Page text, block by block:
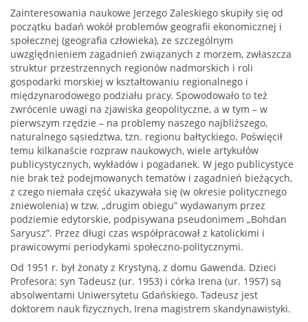
Zainteresowania naukowe Jerzego Zaleskiego skupiły się od
początku badań wokół problemów geografii ekonomicznej i
społecznej (geografia człowieka), ze szczególnym
uwzględnieniem zagadnień związanych z morzem, zwłaszcza
struktur przestrzennych regionów nadmorskich i roli
gospodarki morskiej w kształtowaniu regionalnego i
międzynarodowego podziału pracy. Spowodowało to też
zwrócenie uwagi na zjawiska geopolityczne, a w tym – w
pierwszym rzędzie – na problemy naszego najbliższego,
naturalnego sąsiedztwa, tzn. regionu bałtyckiego. Poświęcił
temu kilkanaście rozpraw naukowych, wiele artykułów
publicystycznych, wykładów i pogadanek. W jego publicystyce
nie brak też podejmowanych tematów i zagadnień bieżących,
z czego niemała część ukazywała się (w okresie politycznego
zniewolenia) w tzw. „drugim obiegu” wydawanym przez
podziemie edytorskie, podpisywana pseudonimem „Bohdan
Saryusz”. Przez długi czas współpracował z katolickimi i
prawicowymi periodykami społeczno-politycznymi.
Od 1951 r. był żonaty z Krystyną, z domu Gawenda. Dzieci
Profesora: syn Tadeusz (ur. 1953) i córka Irena (ur. 1957) są
absolwentami Uniwersytetu Gdańskiego. Tadeusz jest
doktorem nauk fizycznych, Irena magistrem skandynawistyki.